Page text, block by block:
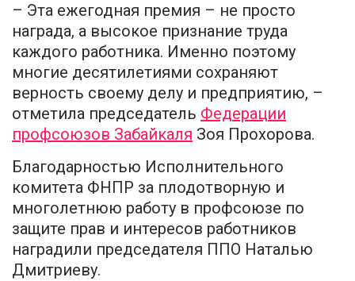
– Эта ежегодная премия – не просто
награда, а высокое признание труда
каждого работника. Именно поэтому
многие десятилетиями сохраняют
верность своему делу и предприятию, –
отметила председатель Федерации
профсоюзов Забайкаля Зоя Прохорова.
Благодарностью Исполнительного
комитета ФНПР за плодотворную и
многолетнюю работу в профсоюзе по
защите прав и интересов работников
наградили председателя ППО Наталью
Дмитриеву.